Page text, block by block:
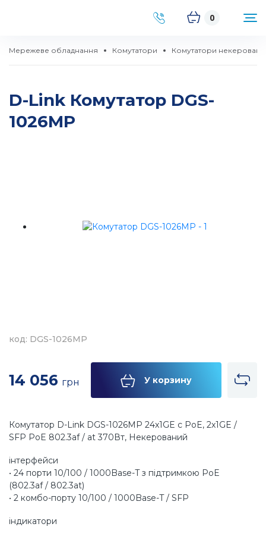
0
Мережеве обладнання Комутатори Комутатори некеровані
D-Link Комутатор DGS-
1026MP
код: DGS-1026MP
14 056 грн У корзину
Комутатор D-Link DGS-1026MP 24x1GE c PoE, 2x1GE /
SFP PoE 802.3af / at 370Вт, Некерований
інтерфейси
• 24 порти 10/100 / 1000Base-T з підтримкою PoE
(802.3af / 802.3at)
• 2 комбо-порту 10/100 / 1000Base-T / SFP
індикатори